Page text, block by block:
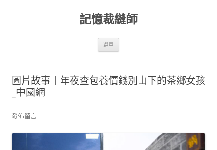
記憶裁縫師
選單
圖片故事丨年夜查包養價錢別山下的茶鄉女孩
_中國網
發佈留言